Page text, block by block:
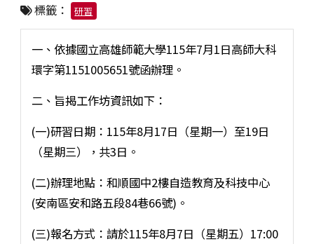
標籤： 研習
一、依據國立高雄師範大學115年7月1日高師大科
環字第1151005651號函辦理。
二、旨揭工作坊資訊如下：
(一)研習日期：115年8月17日（星期一）至19日
（星期三），共3日。
(二)辦理地點：和順國中2樓自造教育及科技中心
(安南區安和路五段84巷66號)。
(三)報名方式：請於115年8月7日（星期五）17:00